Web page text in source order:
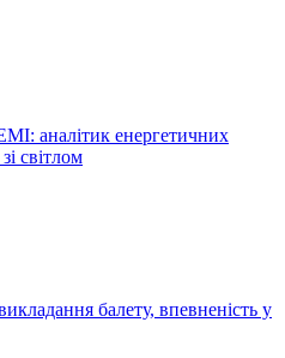
енергетичних
світлом
балету, впевненість у